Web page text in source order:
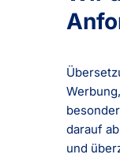
darauf
und